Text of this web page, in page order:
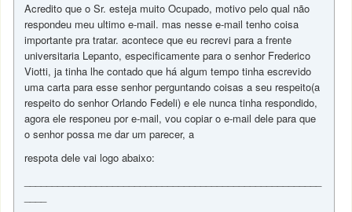
Acredito que o Sr. esteja muito Ocupado, motivo pelo qual não
respondeu meu ultimo e-mail. mas nesse e-mail tenho coisa
importante pra tratar. acontece que eu recrevi para a frente
universitaria Lepanto, especificamente para o senhor Frederico
Viotti, ja tinha lhe contado que há algum tempo tinha escrevido
uma carta para esse senhor perguntando coisas a seu respeito(a
respeito do senhor Orlando Fedeli) e ele nunca tinha respondido,
agora ele responeu por e-mail, vou copiar o e-mail dele para que
o senhor possa me dar um parecer, a
respota dele vai logo abaixo: